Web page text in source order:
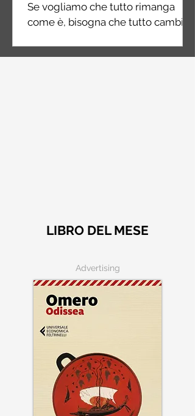
Se vogliamo che tutto rimanga
come è, bisogna che tutto cambi.
LIBRO DEL MESE
Advertising